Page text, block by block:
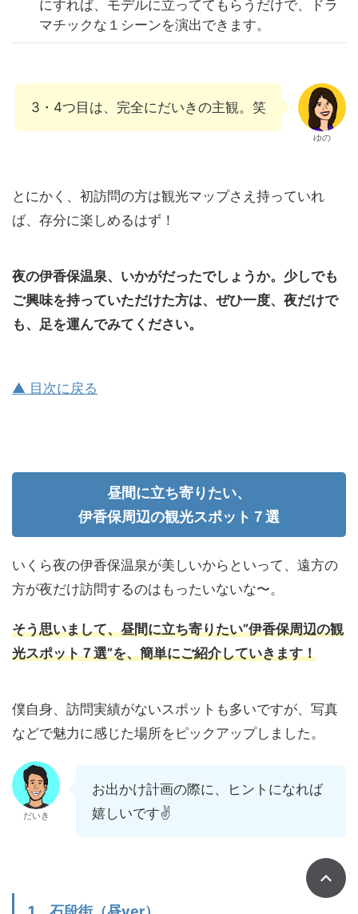
にすれば、モデルに立っててもらうだけで、ドラ
マチックな１シーンを演出できます。
3・4つ目は、完全にだいきの主観。笑
ゆの
とにかく、初訪問の方は観光マップさえ持っていれ
ば、存分に楽しめるはず！
夜の伊香保温泉、いかがだったでしょうか。少しでも
ご興味を持っていただけた方は、ぜひ一度、夜だけで
も、足を運んでみてください。
▲ 目次に戻る
昼間に立ち寄りたい、
伊香保周辺の観光スポット７選
いくら夜の伊香保温泉が美しいからといって、遠方の
方が夜だけ訪問するのはもったいないな〜。
そう思いまして、昼間に立ち寄りたい”伊香保周辺の観
光スポット７選”を、簡単にご紹介していきます！
僕自身、訪問実績がないスポットも多いですが、写真
などで魅力に感じた場所をピックアップしました。
だいき
お出かけ計画の際に、ヒントになれば
嬉しいです✌️